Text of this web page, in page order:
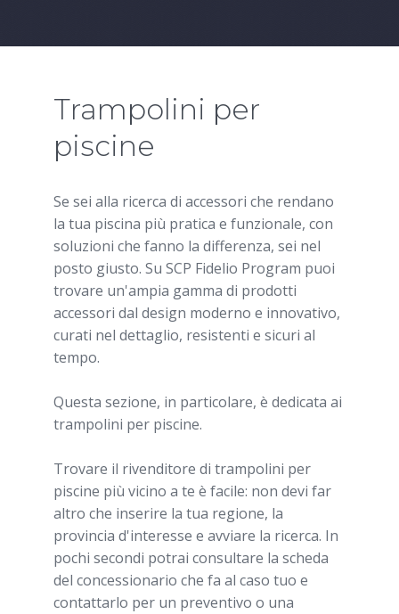
Trampolini per
piscine
Se sei alla ricerca di accessori che rendano
la tua piscina più pratica e funzionale, con
soluzioni che fanno la differenza, sei nel
posto giusto. Su SCP Fidelio Program puoi
trovare un'ampia gamma di prodotti
accessori dal design moderno e innovativo,
curati nel dettaglio, resistenti e sicuri al
tempo.
Questa sezione, in particolare, è dedicata ai
trampolini per piscine.
Trovare il rivenditore di trampolini per
piscine più vicino a te è facile: non devi far
altro che inserire la tua regione, la
provincia d'interesse e avviare la ricerca. In
pochi secondi potrai consultare la scheda
del concessionario che fa al caso tuo e
contattarlo per un preventivo o una